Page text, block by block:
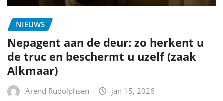
NIEUWS
Nepagent aan de deur: zo herkent u
de truc en beschermt u uzelf (zaak
Alkmaar)
Arend Rudolphsen jan 15, 2026